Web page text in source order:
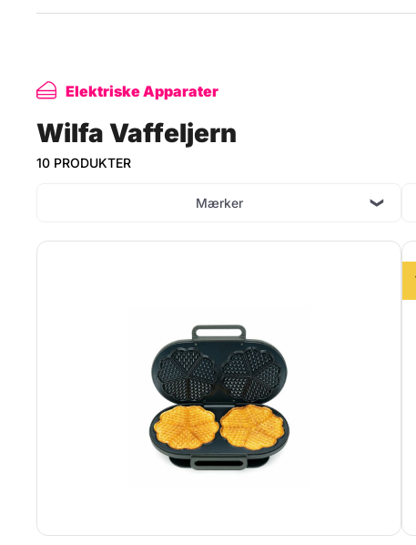
Elektriske Apparater
Wilfa Vaffeljern
10 PRODUKTER
Mærker